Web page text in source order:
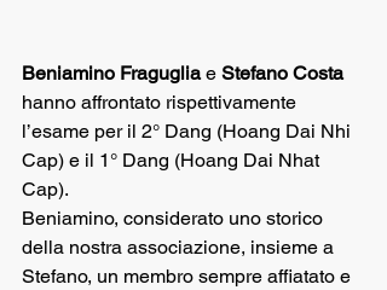
Beniamino Fraguglia e Stefano Costa
hanno affrontato rispettivamente
l’esame per il 2° Dang (Hoang Dai Nhi
Cap) e il 1° Dang (Hoang Dai Nhat
Cap).
Beniamino, considerato uno storico
della nostra associazione, insieme a
Stefano, un membro sempre affiatato e